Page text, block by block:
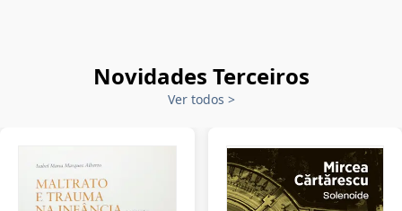
Novidades Terceiros
Ver todos >